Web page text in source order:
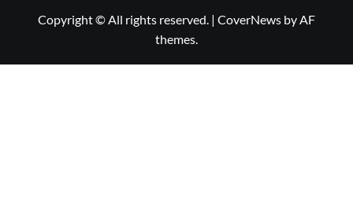
Copyright © All rights reserved. | CoverNews by AF
themes.